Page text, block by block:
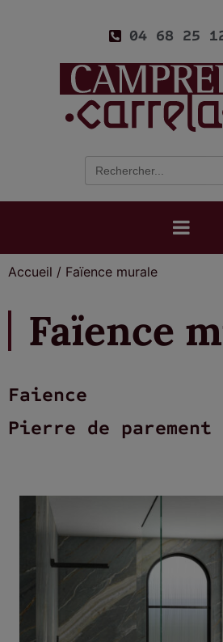
04 68 25
Search
for:
Accueil / Faïence murale
Faïence
Faience
Pierre de parement